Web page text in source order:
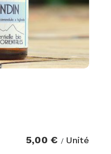
5,00 € / Unité